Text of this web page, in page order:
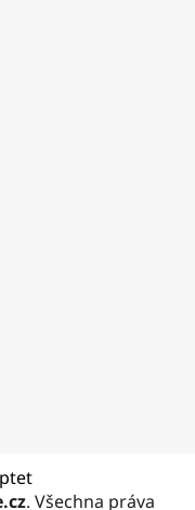
. Všechna práva